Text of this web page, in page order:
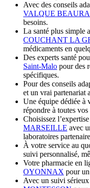
Avec des conseils
VALQUE
besoins.
La santé plus simple
COUCHANT LA
médicaments en
Des experts santé
Saint-Malo pour des
spécifiques.
Pour des conseils
et un vrai partenariat
Une équipe dédiée à
répondre à toutes vos
Choisissez
MARSEILLE avec
laboratoires
À votre service au
suivi personnalisé,
Votre pharmacie en
OYONNAX pour
Avec un suivi